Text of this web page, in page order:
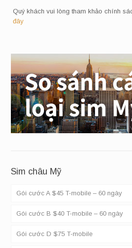
Quý khách vui lòng tham khảo chính
đây
Sim châu Mỹ
Gói cước A $45 T-mobile – 60 ngày
Gói cước B $40 T-mobile – 60 ngày
Gói cước D $75 T-mobile